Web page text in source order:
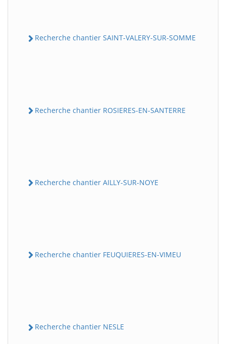
Recherche chantier SAINT-VALERY-SUR-SOMME
Recherche chantier ROSIERES-EN-SANTERRE
Recherche chantier AILLY-SUR-NOYE
Recherche chantier FEUQUIERES-EN-VIMEU
Recherche chantier NESLE